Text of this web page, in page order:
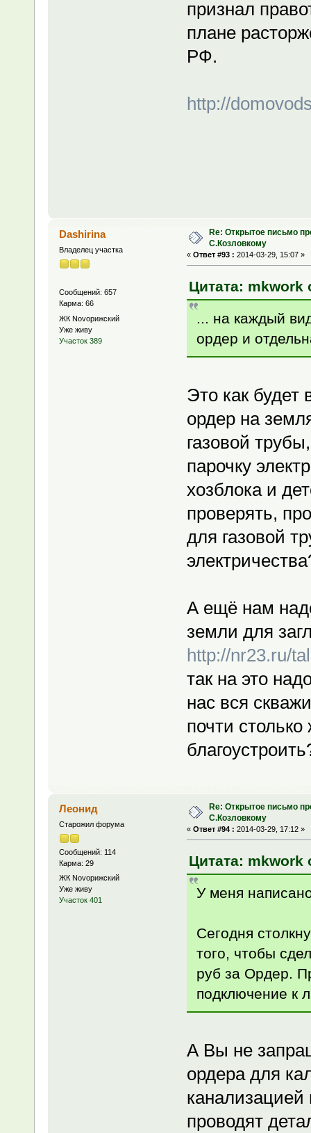
признал
плане
РФ.
http://
Dashirina
Владелец участка
Сообщений: 657
Карма: 66
ЖК Novoрижский
Уже живу
Участок 389
Re: Открытое письмо
С.Козловкому
« Ответ #93 : 2014-03-29, 15:07 »
Цитата: mkwork
... на каждый
ордер и
Это как будет
ордер на
газовой
парочку
хозблока и
проверять,
для газовой
А ещё нам
земли для
http://nr23.ru/
так на это
нас вся
почти
Леонид
Старожил форума
Сообщений: 114
Карма: 29
ЖК Novoрижский
Уже живу
Участок 401
Re: Открытое письмо
С.Козловкому
« Ответ #94 : 2014-03-29, 17:12 »
Цитата: mkwork
У меня
Сегодня
того, чтобы
руб за Ордер.
подключение к
А Вы не
ордера для
канализацией
проводят